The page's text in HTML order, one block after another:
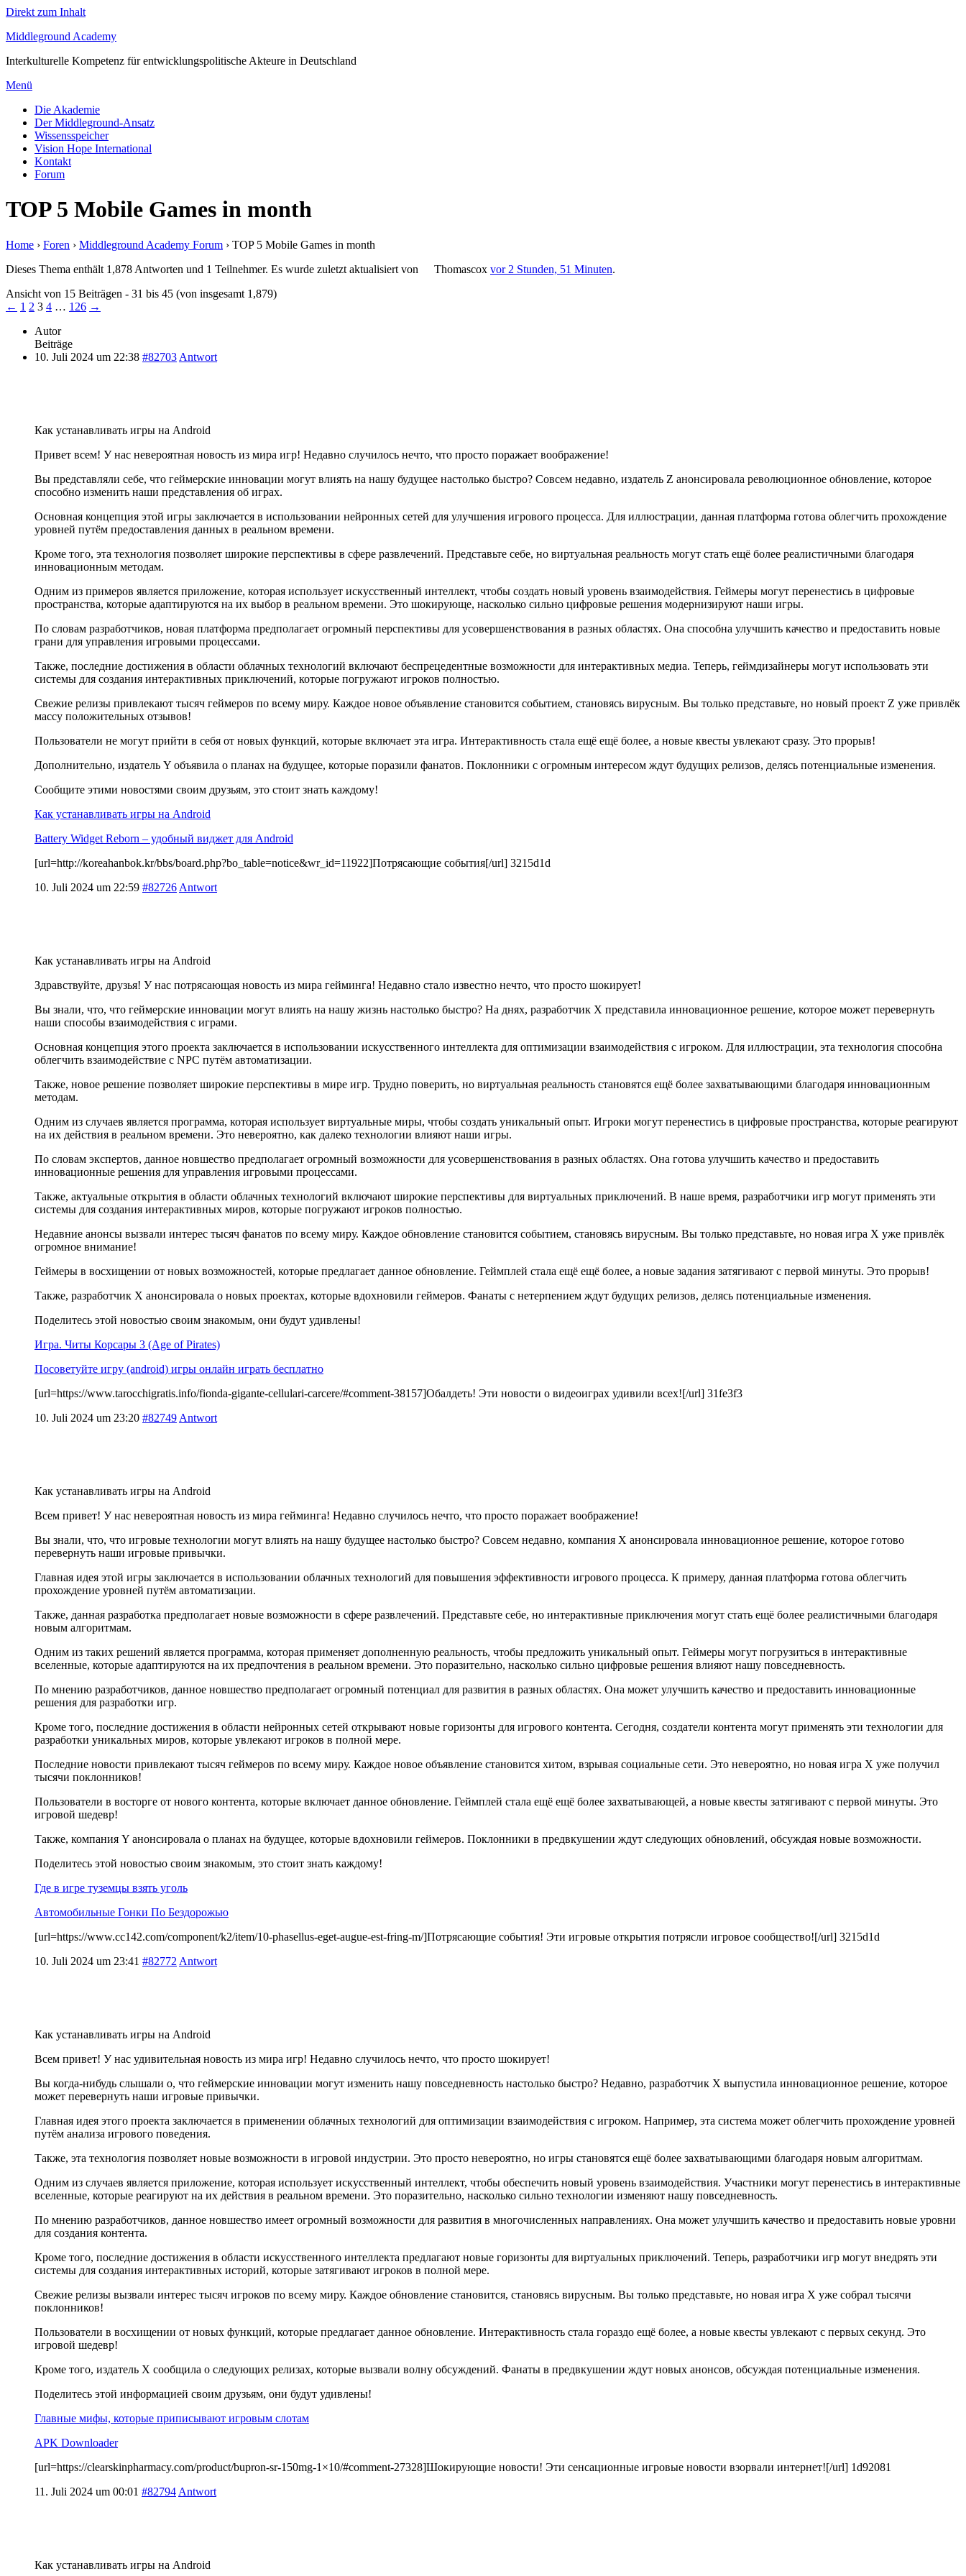
Direkt zum Inhalt
Middleground Academy
Interkulturelle Kompetenz für entwicklungspolitische Akteure in Deutschland
Menü
Die Akademie
Der Middleground-Ansatz
Wissensspeicher
Vision Hope International
Kontakt
Forum
TOP 5 Mobile Games in month
Home › Foren › Middleground Academy Forum › TOP 5 Mobile Games in month
Dieses Thema enthält 1,878 Antworten und 1 Teilnehmer. Es wurde zuletzt aktualisiert von
Thomascox vor 2 Stunden, 51 Minuten.
Ansicht von 15 Beiträgen - 31 bis 45 (von insgesamt 1,879)
← 1 2 3 4 … 126 →
Autor
Beiträge
10. Juli 2024 um 22:38 #82703 Antwort
Как устанавливать игры на Android
Привет всем! У нас невероятная новость из мира игр! Недавно случилось нечто, что просто поражает воображение!
Вы представляли себе, что геймерские инновации могут влиять на нашу будущее настолько быстро? Совсем недавно, издатель Z анонсировала революционное обновление, которое
способно изменить наши представления об играх.
Основная концепция этой игры заключается в использовании нейронных сетей для улучшения игрового процесса. Для иллюстрации, данная платформа готова облегчить прохождение
уровней путём предоставления данных в реальном времени.
Кроме того, эта технология позволяет широкие перспективы в сфере развлечений. Представьте себе, но виртуальная реальность могут стать ещё более реалистичными благодаря
инновационным методам.
Одним из примеров является приложение, которая использует искусственный интеллект, чтобы создать новый уровень взаимодействия. Геймеры могут перенестись в цифровые
пространства, которые адаптируются на их выбор в реальном времени. Это шокирующе, насколько сильно цифровые решения модернизируют наши игры.
По словам разработчиков, новая платформа предполагает огромный перспективы для усовершенствования в разных областях. Она способна улучшить качество и предоставить новые
грани для управления игровыми процессами.
Также, последние достижения в области облачных технологий включают беспрецедентные возможности для интерактивных медиа. Теперь, геймдизайнеры могут использовать эти
системы для создания интерактивных приключений, которые погружают игроков полностью.
Свежие релизы привлекают тысяч геймеров по всему миру. Каждое новое объявление становится событием, становясь вирусным. Вы только представьте, но новый проект Z уже привлёк
массу положительных отзывов!
Пользователи не могут прийти в себя от новых функций, которые включает эта игра. Интерактивность стала ещё ещё более, а новые квесты увлекают сразу. Это прорыв!
Дополнительно, издатель Y объявила о планах на будущее, которые поразили фанатов. Поклонники с огромным интересом ждут будущих релизов, делясь потенциальные изменения.
Сообщите этими новостями своим друзьям, это стоит знать каждому!
Как устанавливать игры на Android
Battery Widget Reborn – удобный виджет для Android
[url=http://koreahanbok.kr/bbs/board.php?bo_table=notice&wr_id=11922]Потрясающие события[/url] 3215d1d
10. Juli 2024 um 22:59 #82726 Antwort
Как устанавливать игры на Android
Здравствуйте, друзья! У нас потрясающая новость из мира гейминга! Недавно стало известно нечто, что просто шокирует!
Вы знали, что, что геймерские инновации могут влиять на нашу жизнь настолько быстро? На днях, разработчик X представила инновационное решение, которое может перевернуть
наши способы взаимодействия с играми.
Основная концепция этого проекта заключается в использовании искусственного интеллекта для оптимизации взаимодействия с игроком. Для иллюстрации, эта технология способна
облегчить взаимодействие с NPC путём автоматизации.
Также, новое решение позволяет широкие перспективы в мире игр. Трудно поверить, но виртуальная реальность становятся ещё более захватывающими благодаря инновационным
методам.
Одним из случаев является программа, которая использует виртуальные миры, чтобы создать уникальный опыт. Игроки могут перенестись в цифровые пространства, которые реагируют
на их действия в реальном времени. Это невероятно, как далеко технологии влияют наши игры.
По словам экспертов, данное новшество предполагает огромный возможности для усовершенствования в разных областях. Она готова улучшить качество и предоставить
инновационные решения для управления игровыми процессами.
Также, актуальные открытия в области облачных технологий включают широкие перспективы для виртуальных приключений. В наше время, разработчики игр могут применять эти
системы для создания интерактивных миров, которые погружают игроков полностью.
Недавние анонсы вызвали интерес тысяч фанатов по всему миру. Каждое обновление становится событием, становясь вирусным. Вы только представьте, но новая игра X уже привлёк
огромное внимание!
Геймеры в восхищении от новых возможностей, которые предлагает данное обновление. Геймплей стала ещё ещё более, а новые задания затягивают с первой минуты. Это прорыв!
Также, разработчик X анонсировала о новых проектах, которые вдохновили геймеров. Фанаты с нетерпением ждут будущих релизов, делясь потенциальные изменения.
Поделитесь этой новостью своим знакомым, они будут удивлены!
Игра. Читы Корсары 3 (Age of Pirates)
Посоветуйте игру (android) игры онлайн играть бесплатно
[url=https://www.tarocchigratis.info/fionda-gigante-cellulari-carcere/#comment-38157]Обалдеть! Эти новости о видеоиграх удивили всех![/url] 31fe3f3
10. Juli 2024 um 23:20 #82749 Antwort
Как устанавливать игры на Android
Всем привет! У нас невероятная новость из мира гейминга! Недавно случилось нечто, что просто поражает воображение!
Вы знали, что, что игровые технологии могут влиять на нашу будущее настолько быстро? Совсем недавно, компания X анонсировала инновационное решение, которое готово
перевернуть наши игровые привычки.
Главная идея этой игры заключается в использовании облачных технологий для повышения эффективности игрового процесса. К примеру, данная платформа готова облегчить
прохождение уровней путём автоматизации.
Также, данная разработка предполагает новые возможности в сфере развлечений. Представьте себе, но интерактивные приключения могут стать ещё более реалистичными благодаря
новым алгоритмам.
Одним из таких решений является программа, которая применяет дополненную реальность, чтобы предложить уникальный опыт. Геймеры могут погрузиться в интерактивные
вселенные, которые адаптируются на их предпочтения в реальном времени. Это поразительно, насколько сильно цифровые решения влияют нашу повседневность.
По мнению разработчиков, данное новшество предполагает огромный потенциал для развития в разных областях. Она может улучшить качество и предоставить инновационные
решения для разработки игр.
Кроме того, последние достижения в области нейронных сетей открывают новые горизонты для игрового контента. Сегодня, создатели контента могут применять эти технологии для
разработки уникальных миров, которые увлекают игроков в полной мере.
Последние новости привлекают тысяч геймеров по всему миру. Каждое новое объявление становится хитом, взрывая социальные сети. Это невероятно, но новая игра X уже получил
тысячи поклонников!
Пользователи в восторге от нового контента, которые включает данное обновление. Геймплей стала ещё ещё более захватывающей, а новые квесты затягивают с первой минуты. Это
игровой шедевр!
Также, компания Y анонсировала о планах на будущее, которые вдохновили геймеров. Поклонники в предвкушении ждут следующих обновлений, обсуждая новые возможности.
Поделитесь этой новостью своим знакомым, это стоит знать каждому!
Где в игре туземцы взять уголь
Автомобильные Гонки По Бездорожью
[url=https://www.cc142.com/component/k2/item/10-phasellus-eget-augue-est-fring-m/]Потрясающие события! Эти игровые открытия потрясли игровое сообщество![/url] 3215d1d
10. Juli 2024 um 23:41 #82772 Antwort
Как устанавливать игры на Android
Всем привет! У нас удивительная новость из мира игр! Недавно случилось нечто, что просто шокирует!
Вы когда-нибудь слышали о, что геймерские инновации могут изменить нашу повседневность настолько быстро? Недавно, разработчик X выпустила инновационное решение, которое
может перевернуть наши игровые привычки.
Главная идея этого проекта заключается в применении облачных технологий для оптимизации взаимодействия с игроком. Например, эта система может облегчить прохождение уровней
путём анализа игрового поведения.
Также, эта технология позволяет новые возможности в игровой индустрии. Это просто невероятно, но игры становятся ещё более захватывающими благодаря новым алгоритмам.
Одним из случаев является приложение, которая использует искусственный интеллект, чтобы обеспечить новый уровень взаимодействия. Участники могут перенестись в интерактивные
вселенные, которые реагируют на их действия в реальном времени. Это поразительно, насколько сильно технологии изменяют нашу повседневность.
По мнению разработчиков, данное новшество имеет огромный возможности для развития в многочисленных направлениях. Она может улучшить качество и предоставить новые уровни
для создания контента.
Кроме того, последние достижения в области искусственного интеллекта предлагают новые горизонты для виртуальных приключений. Теперь, разработчики игр могут внедрять эти
системы для создания интерактивных историй, которые затягивают игроков в полной мере.
Свежие релизы вызвали интерес тысяч игроков по всему миру. Каждое обновление становится, становясь вирусным. Вы только представьте, но новая игра X уже собрал тысячи
поклонников!
Пользователи в восхищении от новых функций, которые предлагает данное обновление. Интерактивность стала гораздо ещё более, а новые квесты увлекают с первых секунд. Это
игровой шедевр!
Кроме того, издатель X сообщила о следующих релизах, которые вызвали волну обсуждений. Фанаты в предвкушении ждут новых анонсов, обсуждая потенциальные изменения.
Поделитесь этой информацией своим друзьям, они будут удивлены!
Главные мифы, которые приписывают игровым слотам
APK Downloader
[url=https://clearskinpharmacy.com/product/bupron-sr-150mg-1×10/#comment-27328]Шокирующие новости! Эти сенсационные игровые новости взорвали интернет![/url] 1d92081
11. Juli 2024 um 00:01 #82794 Antwort
Как устанавливать игры на Android